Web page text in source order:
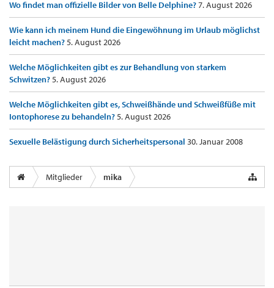
Wo findet man offizielle Bilder von Belle Delphine?7. August 2026
Wie kann ich meinem Hund die Eingewöhnung im Urlaub möglichst
leicht machen?5. August 2026
Welche Möglichkeiten gibt es zur Behandlung von starkem
Schwitzen?5. August 2026
Welche Möglichkeiten gibt es, Schweißhände und Schweißfüße mit
Iontophorese zu behandeln?5. August 2026
Sexuelle Belästigung durch Sicherheitspersonal 30. Januar 2008
Mitglieder mika